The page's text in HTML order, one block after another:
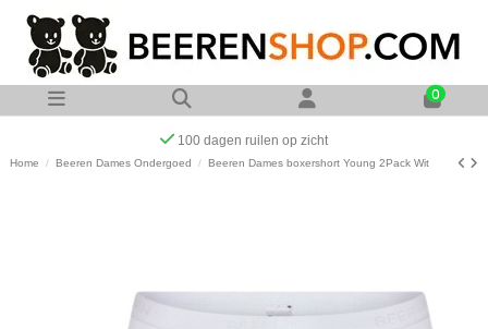
0
Op werkdagen voor 23:00 uur besteld zelfde dag verzonden
Home Beeren Dames Ondergoed Beeren Dames boxershort Young 2Pack Wit